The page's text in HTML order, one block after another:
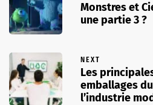
Monstres et
une partie 3 ?
NEXT
Les
emballages
l’industrie